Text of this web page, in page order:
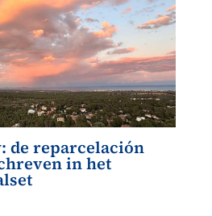
de reparcelación
in het